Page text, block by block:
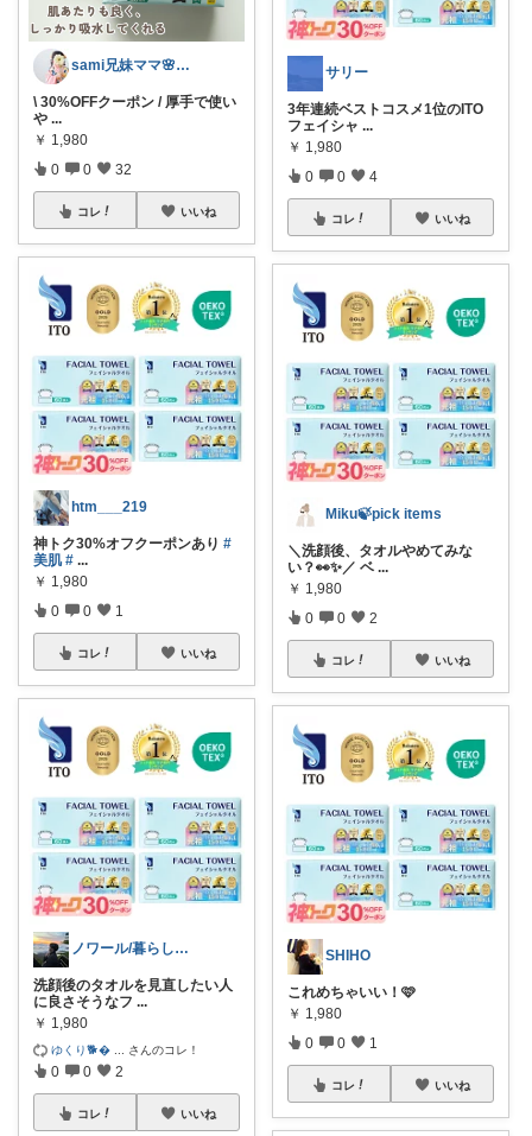
sami兄妹ママ🌸こどもとママのもの
\ 30%OFFクーポン / 厚手で使い
や ...
￥ 1,980
0 0 32
コレ いいね
htm___219
神トク30%オフクーポンあり #
美肌 # ...
￥ 1,980
0 0 1
コレ いいね
ノワール/暮らしを良くする紹介
洗顔後のタオルを見直したい人
に良さそうなフ ...
￥ 1,980
ゆくり🐕‍ さんのコレ！
0 0 2
コレ いいね
サリー
3年連続ベストコスメ1位のITO
フェイシャ ...
￥ 1,980
0 0 4
コレ いいね
Miku🍃pick items
＼洗顔後、タオルやめてみな
い？👀✨／ ベ ...
￥ 1,980
0 0 2
コレ いいね
SHIHO
これめちゃいい！🩷
￥ 1,980
0 0 1
コレ いいね